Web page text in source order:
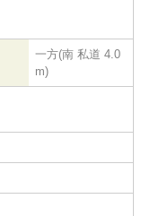
一方(南 私道 4.0
m)